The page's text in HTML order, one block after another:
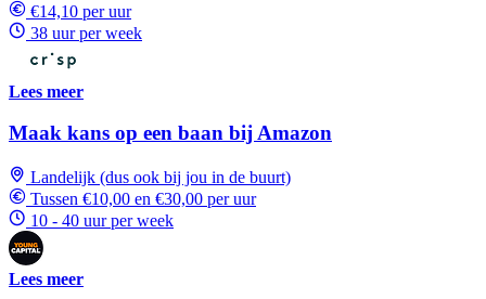
€14,10 per uur
38 uur per week
Lees meer
Maak kans op een baan bij Amazon
Landelijk (dus ook bij jou in de buurt)
Tussen €10,00 en €30,00 per uur
10 - 40 uur per week
Lees meer